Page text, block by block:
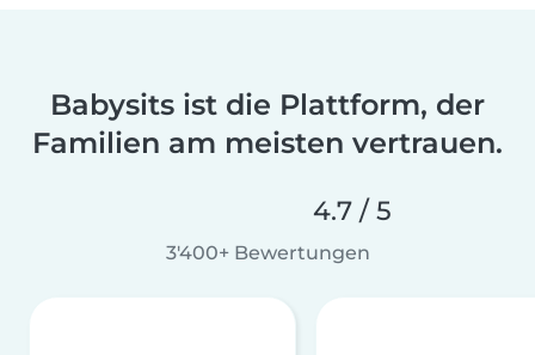
Babysits ist die Plattform, der
Familien am meisten vertrauen.
4.7 / 5
3'400+ Bewertungen